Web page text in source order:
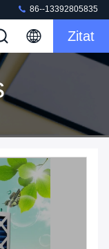
86--13392805835
Zitat